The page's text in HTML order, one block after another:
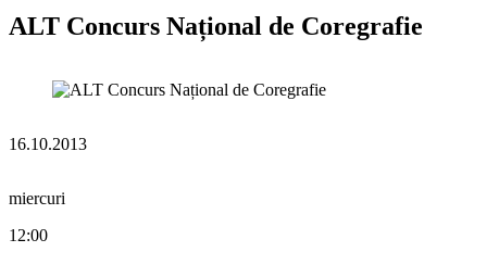
ALT Concurs Național de Coregrafie
16.10.2013
miercuri
12:00